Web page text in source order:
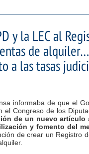
y la LEC al
de
a las tasas
informaba de que el
el Congreso de los
de un nuevo artículo
y fomento del
de crear un Registro